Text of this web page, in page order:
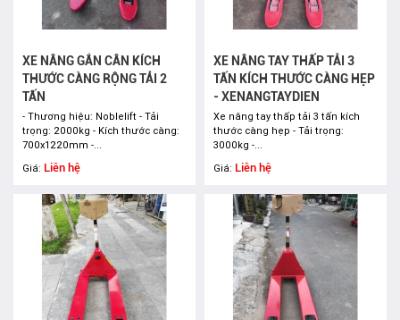
XE NÂNG GẮN CÂN KÍCH
THƯỚC CÀNG RỘNG TẢI 2
TẤN
- Thương hiệu: Noblelift - Tải
trọng: 2000kg - Kích thước càng:
700x1220mm -...
Giá: Liên hệ
XE NÂNG TAY THẤP TẢI 3
TẤN KÍCH THƯỚC CÀNG HẸP
- XENANGTAYDIEN
Xe nâng tay thấp tải 3 tấn kích
thước càng hẹp - Tải trọng:
3000kg -...
Giá: Liên hệ